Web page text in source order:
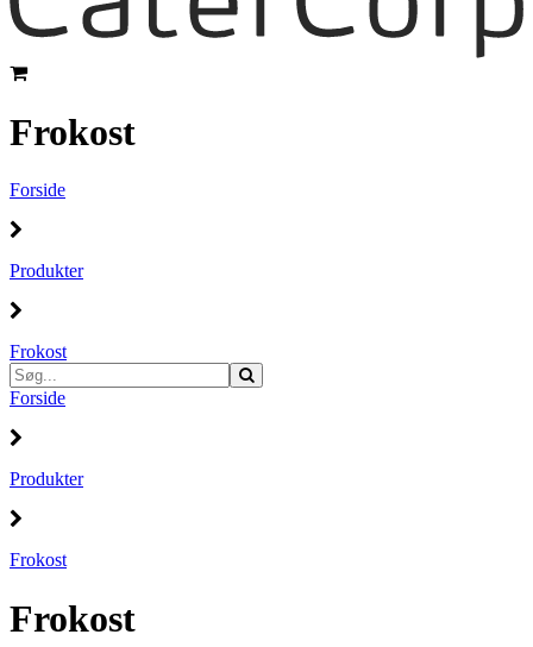
Frokost
Forside
Produkter
Frokost
Forside
Produkter
Frokost
Frokost